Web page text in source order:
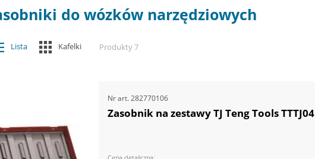
do wózków narzędziowych
Zobacz
jako
Lista Kafelki Produkty7
Nr art. 282770106
Zasobnik na zestawy TJ Teng Tools TTTJ04